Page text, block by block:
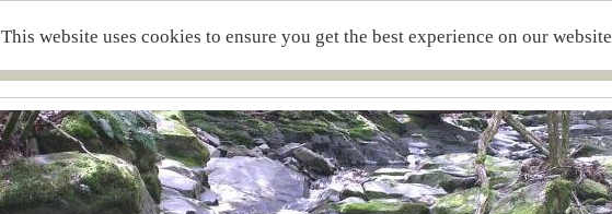
This website uses cookies to ensure you get the best experience on our website